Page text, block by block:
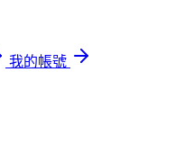
我的帳號